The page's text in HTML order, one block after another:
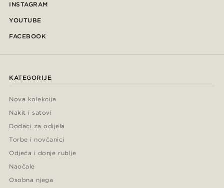
INSTAGRAM
YOUTUBE
FACEBOOK
KATEGORIJE
Nova kolekcija
Nakit i satovi
Dodaci za odijela
Torbe i novčanici
Odjeća i donje rublje
Naočale
Osobna njega